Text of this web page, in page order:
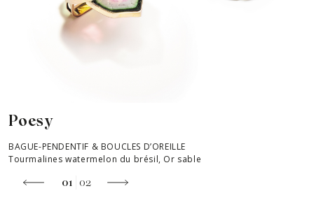
Poesy
BAGUE-PENDENTIF & BOUCLES D’OREILLE
Tourmalines watermelon du brésil, Or sable
01 02